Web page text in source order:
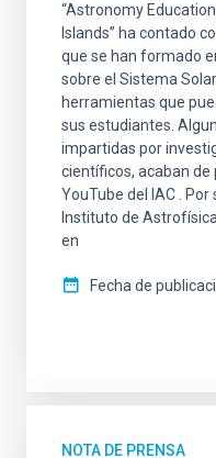
“Astronomy
Islands” ha contado
que se han formado
sobre el Sistema
herramientas que
sus estudiantes.
impartidas por
científicos, acaban de
YouTube del IAC .
Instituto de
en
Fecha de
NOTA DE PRENSA